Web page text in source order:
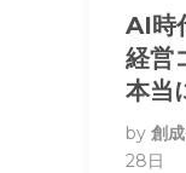
AI時
経営
本当
by 創
28日